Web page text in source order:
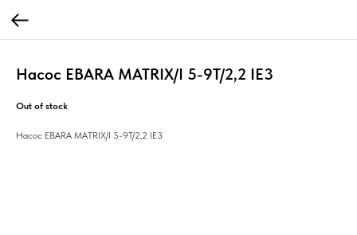
Насос EBARA MATRIX/I 5-9T/2,2 IE3
Out of stock
Насос EBARA MATRIX/I 5-9T/2,2 IE3